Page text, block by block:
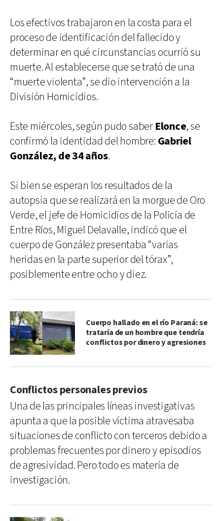
Los efectivos trabajaron en la costa para el
proceso de identificación del fallecido y
determinar en qué circunstancias ocurrió su
muerte. Al establecerse que se trató de una
“muerte violenta”, se dio intervención a la
División Homicidios.
Este miércoles, según pudo saber Elonce, se
confirmó la identidad del hombre: Gabriel
González, de 34años.
Si bien se esperan los resultados de la
autopsia que se realizará en la morgue de Oro
Verde, el jefe de Homicidios de la Policía de
Entre Ríos, Miguel Delavalle, indicó que el
cuerpo de González presentaba “varias
heridas en la parte superior del tórax”,
posiblemente entre ocho y diez.
Cuerpo hallado en el río Paraná: se
trataría de un hombre que tendría
conflictos por dinero y agresiones
Conflictos personales previos
Una de las principales líneas investigativas
apunta a que la posible víctima atravesaba
situaciones de conflicto con terceros debido a
problemas frecuentes por dinero y episodios
de agresividad. Pero todo es materia de
investigación.